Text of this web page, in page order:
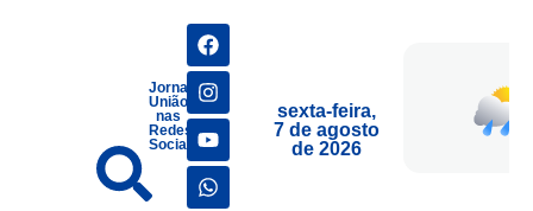
Jornais
União
nas
Redes
Sociais
sexta-feira,
7 de agosto
de 2026